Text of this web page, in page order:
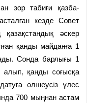
зор табиғи қазба-
кезде Совет
әскер
қанды майданға 1
Сонда барлығы 1
алып, қанды соғысқа
өлшеусіз үлес
700 мыңнан астам